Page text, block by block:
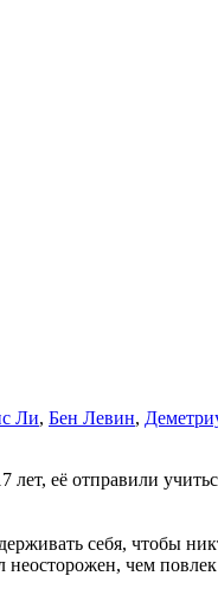
Ли, Бен Левин,
её отправили
себя, чтобы
чем